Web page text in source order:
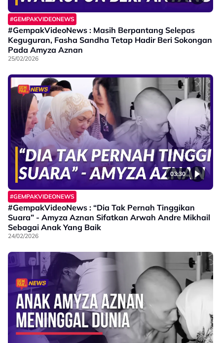
#GEMPAKVIDEONEWS
#GempakVideoNews : Masih Berpantang Selepas
Keguguran, Fasha Sandha Tetap Hadir Beri Sokongan
Pada Amyza Aznan
25/02/2026
03:30
#GEMPAKVIDEONEWS
#GempakVideoNews : “Dia Tak Pernah Tinggikan
Suara” - Amyza Aznan Sifatkan Arwah Andre Mikhail
Sebagai Anak Yang Baik
24/02/2026